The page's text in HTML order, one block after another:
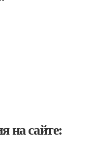
на сайте: